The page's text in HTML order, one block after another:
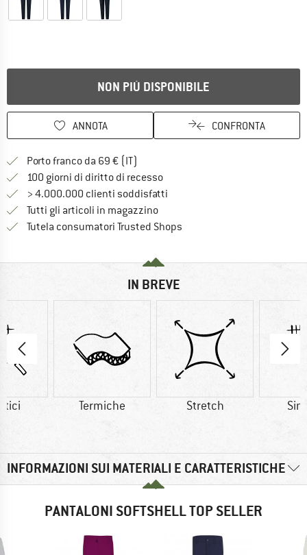
NON PIÙ DISPONIBILE
ANNOTA CONFRONTA
Porto franco da 69 € (IT)
100 giorni di diritto di recessoVai alla politica di recesso qui
> 4.000.000 clienti soddisfatti
Tutti gli articoli in magazzino
Tutela consumatori Trusted Shops
IN BREVE
Termiche Stretch
INFORMAZIONI SUI MATERIALI E CARATTERISTICHE
PANTALONI SOFTSHELL TOP SELLER